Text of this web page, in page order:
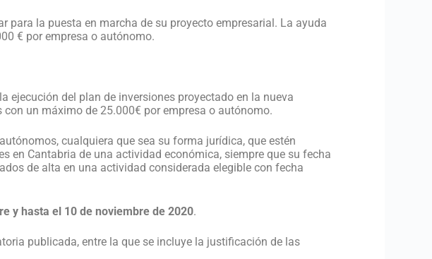
para la puesta en marcha de su proyecto empresarial. La ayuda
€ por empresa o autónomo.
ejecución del plan de inversiones proyectado en la nueva
un máximo de 25.000€ por empresa o autónomo.
cualquiera que sea su forma jurídica, que estén
en Cantabria de una actividad económica, siempre que su fecha
de alta en una actividad considerada elegible con fecha
y hasta el 10 de noviembre de 2020.
publicada, entre la que se incluye la justificación de las